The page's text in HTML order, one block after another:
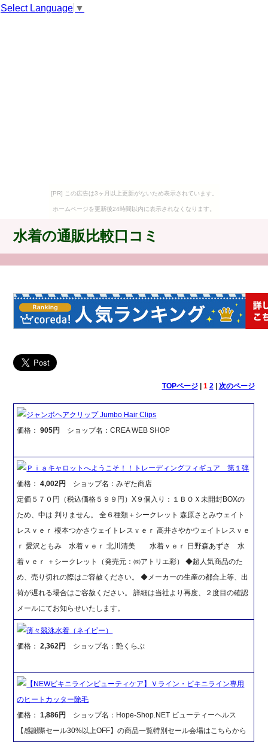
Select Language ▼
[PR] この広告は3ヶ月以上更新がないため表示されています。
ホームページを更新後24時間以内に表示されなくなります。
水着の通販比較口コミ
TOPページ| 1 2| 次のページ
ジャンボヘアクリップ Jumbo Hair Clips
価格：905円 ショップ名：CREA WEB SHOP
Ｐｉａキャロットへようこそ！！トレーディングフィギュア 第１弾
価格：4,002円
ショップ名：みぞた商店
定価５７０円（税込価格５９９円）X９個入り：１ＢＯＸ未開封BOXの
ため、中は 判りません。 全６種類＋シークレット 森原さとみウェイト
レスｖｅｒ 榎本つかさウェイトレスｖｅｒ 高井さやかウェイトレスｖｅ
ｒ 愛沢ともみ 水着ｖｅｒ 北川清美 水着ｖｅｒ 日野森あずさ 水
着ｖｅｒ ＋シークレット（発売元：㈱アトリエ彩） ◆超人気商品のた
め、売り切れの際はご容赦ください。 ◆メーカーの生産の都合上等、出
荷が遅れる場合はご容赦ください。 詳細は当社より再度、２度目の確認
メールにてお知らせいたします。
薄々競泳水着（ネイビー）
価格：2,362円 ショップ名：艶くらぶ
【NEWビキニラインビューティケア】Ｖライン・ビキニライン専用
のヒートカッター除毛
価格：1,886円
ショップ名：Hope-Shop.NET ビューティーヘルス
【感謝際セール30%以上OFF】の商品一覧特別セール会場はこちらから